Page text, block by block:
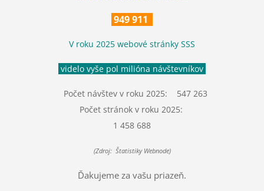
949 911
V roku 2025 webové stránky SSS
videlo vyše pol milióna návštevníkov
Počet návštev v roku 2025: 547 263
Počet stránok v roku 2025:
1 458 688
(Zdroj: Štatistiky Webnode)
Ďakujeme za vašu priazeň.